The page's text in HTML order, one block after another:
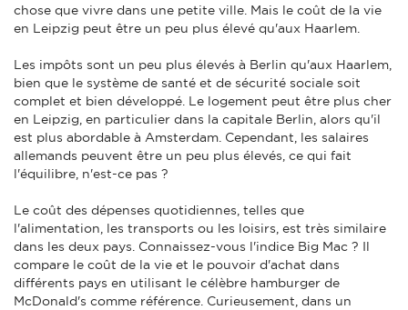
chose que vivre dans une petite ville. Mais le coût de la vie
en Leipzig peut être un peu plus élevé qu'aux Haarlem.
Les impôts sont un peu plus élevés à Berlin qu'aux Haarlem,
bien que le système de santé et de sécurité sociale soit
complet et bien développé. Le logement peut être plus cher
en Leipzig, en particulier dans la capitale Berlin, alors qu'il
est plus abordable à Amsterdam. Cependant, les salaires
allemands peuvent être un peu plus élevés, ce qui fait
l'équilibre, n'est-ce pas ?
Le coût des dépenses quotidiennes, telles que
l'alimentation, les transports ou les loisirs, est très similaire
dans les deux pays. Connaissez-vous l'indice Big Mac ? Il
compare le coût de la vie et le pouvoir d'achat dans
différents pays en utilisant le célèbre hamburger de
McDonald's comme référence. Curieusement, dans un